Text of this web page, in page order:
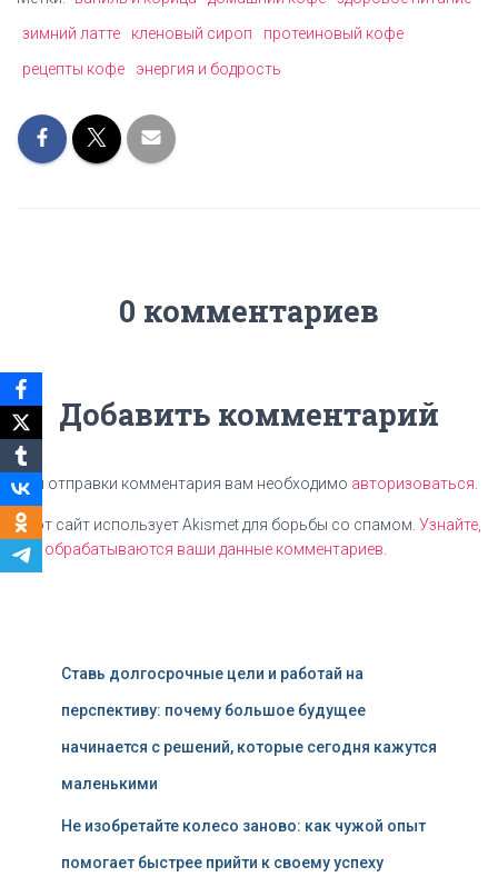
зимний латте
кленовый сироп
протеиновый кофе
рецепты кофе
энергия и бодрость
0 комментариев
Добавить комментарий
Для отправки комментария вам необходимо авторизоваться
Этот сайт использует Akismet для борьбы со спамом. Узнайте,
как обрабатываются ваши данные комментариев
Ставь долгосрочные цели и работай на
перспективу: почему большое будущее
начинается с решений, которые сегодня кажутся
маленькими
Не изобретайте колесо заново: как чужой опыт
помогает быстрее прийти к своему успеху